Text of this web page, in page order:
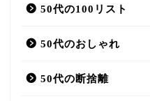
50代の100リスト
50代のおしゃれ
50代の断捨離